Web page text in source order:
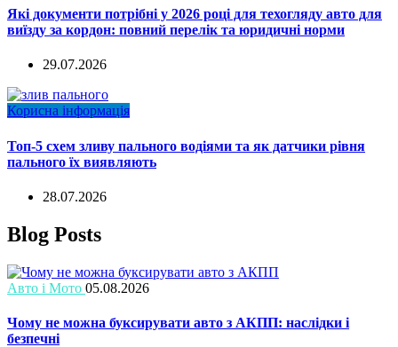
Які документи потрібні у 2026 році для техогляду авто для
виїзду за кордон: повний перелік та юридичні норми
29.07.2026
Корисна інформація
Топ-5 схем зливу пального водіями та як датчики рівня
пального їх виявляють
28.07.2026
Blog Posts
Авто і Мото 05.08.2026
Чому не можна буксирувати авто з АКПП: наслідки і
безпечні